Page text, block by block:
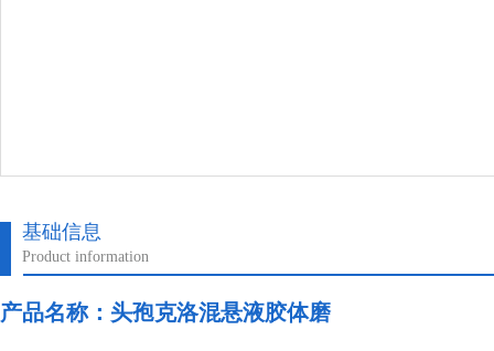
基础信息
Product information
产品名称：头孢克洛混悬液胶体磨